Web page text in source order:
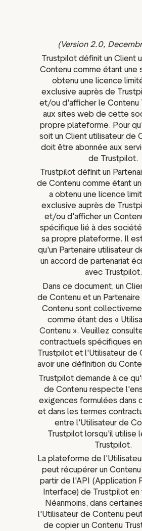
teams
of Reasons
(Version 2.0,
Trustpilot définit un Client
Contenu comme étant une
obtenu une licence
exclusive auprès de
et/ou d'afficher le Contenu
aux sites web de cette
propre plateforme. Pour
soit un Client utilisateur de
doit être abonnée aux
de Trustpilot.
Trustpilot définit un
de Contenu comme étant
a obtenu une licence
exclusive auprès de
et/ou d'afficher un
spécifique lié à des
sa propre plateforme. Il
qu'un Partenaire utilisateur
un accord de partenariat
avec Trustpilot.
Dans ce document, un
de Contenu et un
Contenu sont
comme étant des «
Contenu ». Veuillez
contractuels spécifiques
Trustpilot et l'Utilisateur de
avoir une définition du
Trustpilot demande à ce
de Contenu respecte
exigences formulées dans
et dans les termes
entre l'Utilisateur de
Trustpilot lorsqu'il utilise
Trustpilot.
La plateforme de
peut récupérer un
partir de l'API (Application
Interface) de Trustpilot
Néanmoins, dans
l'Utilisateur de Contenu
de copier un Contenu